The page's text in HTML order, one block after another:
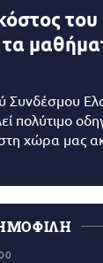
του
Συνδέσμου
πολύτιμο
χώρα μας